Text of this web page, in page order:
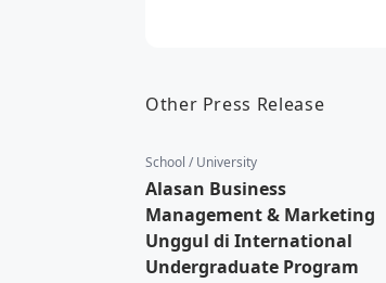
Other Press Release
School / University
Alasan Business
Management & Marketing
Unggul di International
Undergraduate Program